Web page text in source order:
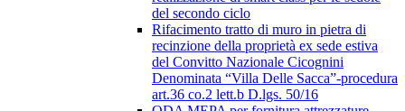
del secondo ciclo
Rifacimento tratto di muro in pietra di
recinzione della proprietà ex sede estiva
del Convitto Nazionale Cicognini
Denominata “Villa Delle Sacca”-procedura
art.36 co.2 lett.b D.lgs. 50/16